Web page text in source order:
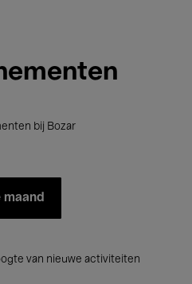
bij Bozar
maand
van nieuwe activiteiten